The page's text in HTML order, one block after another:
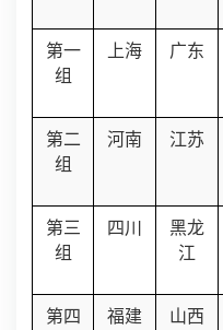
第一
组
上海 广东
第二
组
河南 江苏
第三
组
四川
黑龙
江
第四
福建 山西